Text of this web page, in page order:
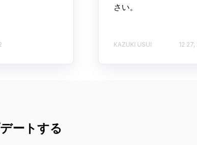
さい。
KAZUKI USUI 12
ートする